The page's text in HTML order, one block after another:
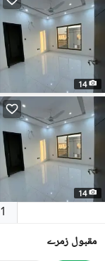
14
14
1
مقبول زمرے